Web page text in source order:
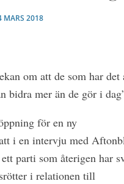
2018
om att de som har det
bidra mer än de gör i
för en ny
i en intervju med
parti som återigen har
i relationen till